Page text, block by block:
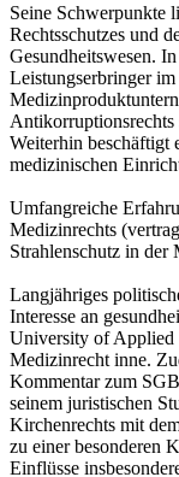
Seine Schwerpunkte
Rechtsschutzes und
Gesundheitswesen.
Leistungserbringer
Antikorruptionsrechts
Weiterhin beschäftigt
medizinischen
Umfangreiche
Medizinrechts
Strahlenschutz in der
Langjähriges
Interesse an
University of Applied
Medizinrecht inne.
Kommentar zum
seinem juristischen
Kirchenrechts mit
zu einer besonderen
Einflüsse